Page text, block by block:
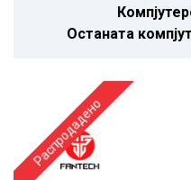
Останата
Распродадено